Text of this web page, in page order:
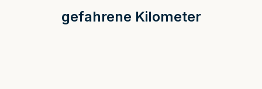
gefahrene Kilometer